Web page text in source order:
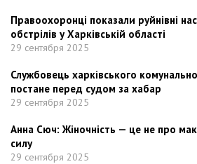
Правоохоронці показали руйнівні
обстрілів у Харківській області
29 сентября 2025
Службовець харківського
постане перед судом за хабар
29 сентября 2025
Анна Сюч: Жіночність — це не про
силу
29 сентября 2025